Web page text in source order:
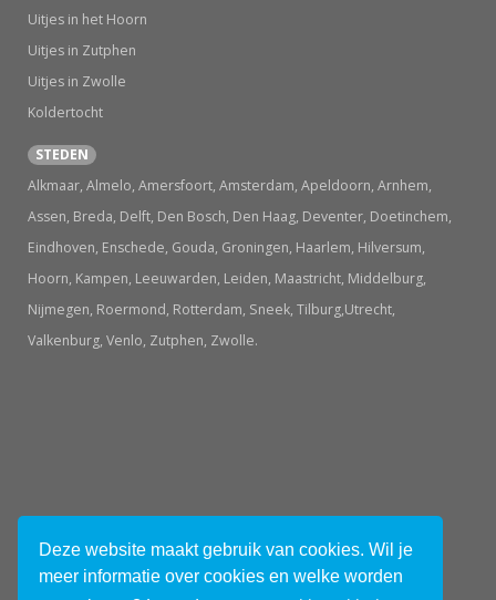
Deze website maakt gebruik van cookies. Wil je
meer informatie over cookies en welke worden
Uitjes in het Hoorn
Uitjes in Zutphen
Uitjes in Zwolle
Koldertocht
STEDEN
Alkmaar, Almelo, Amersfoort, Amsterdam, Apeldoorn, Arnhem,
Assen, Breda, Delft, Den Bosch, Den Haag, Deventer, Doetinchem,
Eindhoven, Enschede, Gouda, Groningen, Haarlem, Hilversum,
Hoorn, Kampen, Leeuwarden, Leiden, Maastricht, Middelburg,
Nijmegen, Roermond, Rotterdam, Sneek, Tilburg,Utrecht,
Valkenburg, Venlo, Zutphen, Zwolle.
Tweets van @UitjesHolland